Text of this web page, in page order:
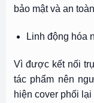
bảo mật và an
Linh động hóa
Vì được kết nối
tác phẩm nên
hiện cover phối lại